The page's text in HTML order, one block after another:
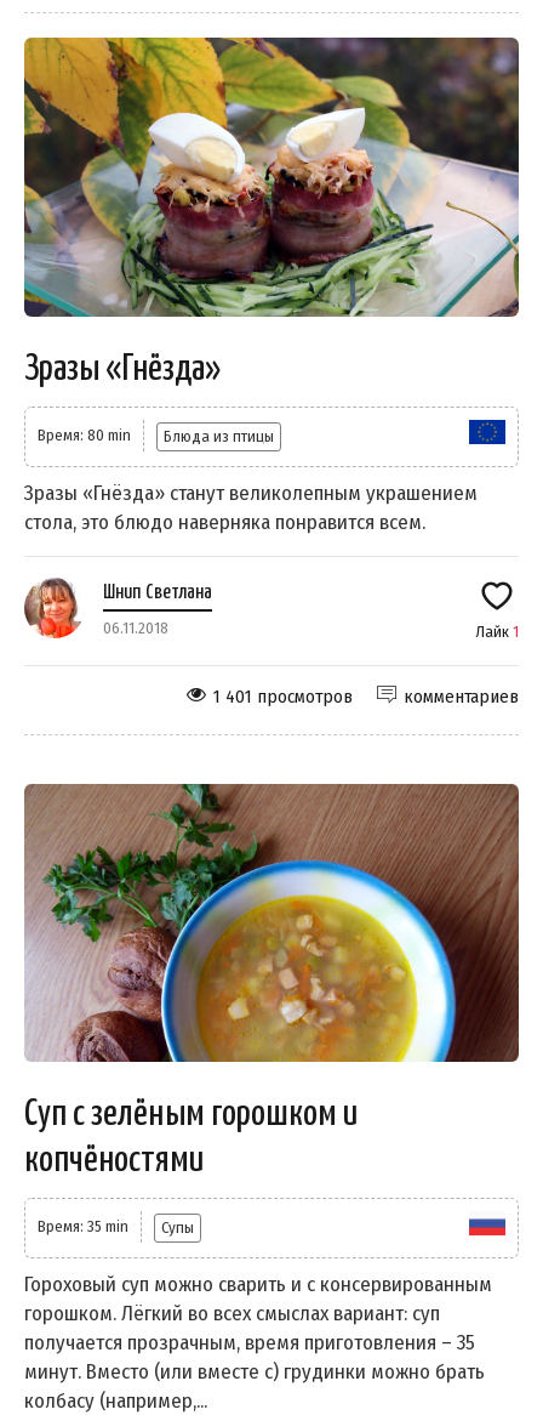
Зразы «Гнёзда»
Время: 80 min Блюда из птицы
Зразы «Гнёзда» станут великолепным украшением
стола, это блюдо наверняка понравится всем.
Шнип Светлана
06.11.2018 Лайк 1
комментариев
1 401 просмотров
Суп с зелёным горошком и
копчёностями
Время: 35 min Супы
Гороховый суп можно сварить и с консервированным
горошком. Лёгкий во всех смыслах вариант: суп
получается прозрачным, время приготовления – 35
минут. Вместо (или вместе с) грудинки можно брать
колбасу (например,...